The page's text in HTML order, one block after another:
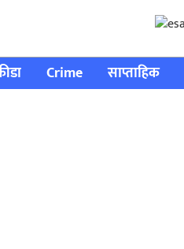
Crime साप्ताहिक